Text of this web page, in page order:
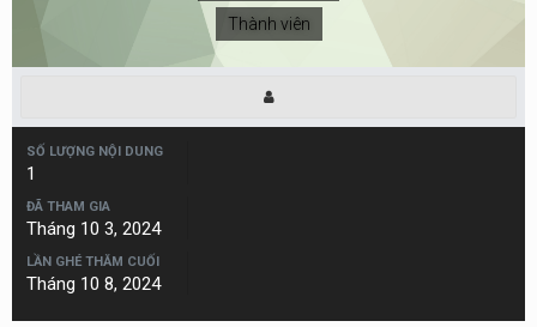
Thành viên
SỐ LƯỢNG NỘI DUNG
1
ĐÃ THAM GIA
Tháng 10 3, 2024
LẦN GHÉ THĂM CUỐI
Tháng 10 8, 2024